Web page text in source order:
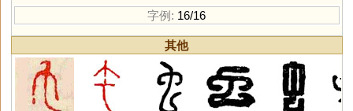
字例: 16/16
其他